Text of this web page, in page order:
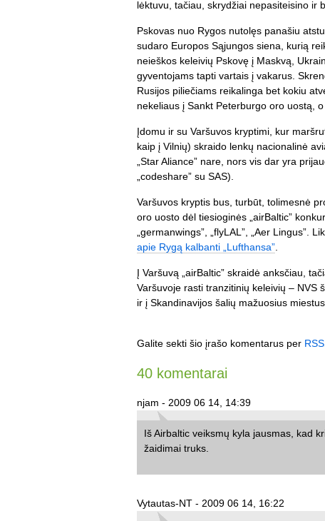
lėktuvu, tačiau, skrydžiai nepasiteisino ir
Pskovas nuo Rygos nutolęs panašiu
sudaro Europos Sąjungos siena, kurią
neieškos keleivių Pskovę į Maskvą,
gyventojams tapti vartais į vakarus.
Rusijos piliečiams reikalinga bet kokiu
nekeliaus į Sankt Peterburgo oro uostą,
Įdomu ir su Varšuvos kryptimi, kur
kaip į Vilnių) skraido lenkų nacionalinė
„Star Aliance” nare, nors vis dar yra
„codeshare” su SAS).
Varšuvos kryptis bus, turbūt, tolimesnė
oro uosto dėl tiesioginės „airBaltic”
„germanwings”, „flyLAL”, „Aer Lingus”.
apie Rygą kalbanti „Lufthansa”
Į Varšuvą „airBaltic” skraidė anksčiau,
Varšuvoje rasti tranzitinių keleivių – NVS
ir į Skandinavijos šalių mažuosius miestus.
Galite sekti šio įrašo komentarus per RSS
40 komentarai
njam - 2009 06 14, 14:39
Iš Airbaltic veiksmų kyla jausmas, kad
žaidimai truks.
Vytautas-NT - 2009 06 14, 16:22